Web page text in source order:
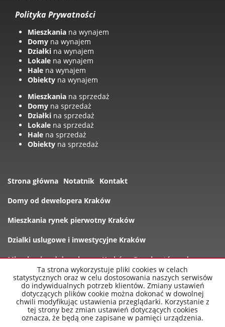
Polityka Prywatności
Mieszkania na wynajem
Domy na wynajem
Działki na wynajem
Lokale na wynajem
Hale na wynajem
Obiekty na wynajem
Mieszkania na sprzedaż
Domy na sprzedaż
Działki na sprzedaż
Lokale na sprzedaż
Hale na sprzedaż
Obiekty na sprzedaż
Strona główna Notatnik Kontakt
Domy od dewelopera Kraków
Mieszkania rynek pierwotny Kraków
Dzialki uslugowe i inwestycyjne Kraków
Mieszkania od dewelopera Kraków Rynek wtórny domy
Oferty
nowe-mieszkania-krakow.pl 2026 Program dla biur
Ta strona wykorzystuje pliki cookies w celach
statystycznych oraz w celu dostosowania naszych serwisów
do indywidualnych potrzeb klientów. Zmiany ustawień
dotyczących plików cookie można dokonać w dowolnej
chwili modyfikując ustawienia przeglądarki. Korzystanie z
tej strony bez zmian ustawień dotyczących cookies
oznacza, że będą one zapisane w pamięci urządzenia.